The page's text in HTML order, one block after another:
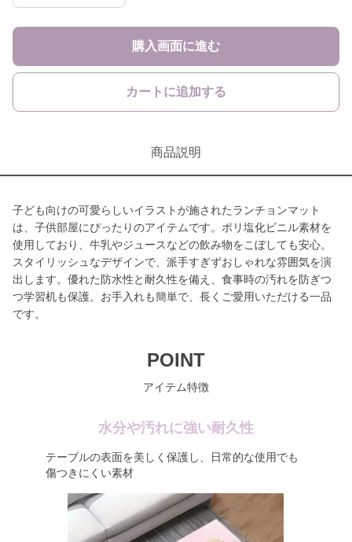
購入画面に進む
カートに追加する
商品説明
子ども向けの可愛らしいイラストが施されたランチョンマット
は、子供部屋にぴったりのアイテムです。ポリ塩化ビニル素材を
使用しており、牛乳やジュースなどの飲み物をこぼしても安心。
スタイリッシュなデザインで、派手すぎずおしゃれな雰囲気を演
出します。優れた防水性と耐久性を備え、食事時の汚れを防ぎつ
つ学習机も保護。お手入れも簡単で、長くご愛用いただける一品
です。
POINT
アイテム特徴
水分や汚れに強い耐久性
テーブルの表面を美しく保護し、日常的な使用でも
傷つきにくい素材